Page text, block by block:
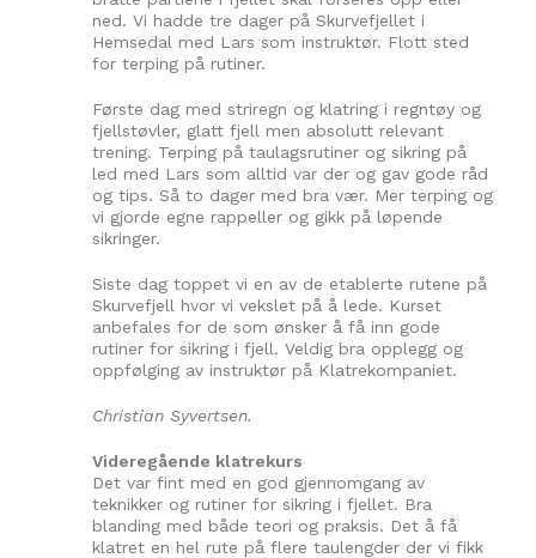
ned. Vi hadde tre dager på Skurvefjellet i
Hemsedal med Lars som instruktør. Flott sted
for terping på rutiner.
Første dag med striregn og klatring i regntøy og
fjellstøvler, glatt fjell men absolutt relevant
trening. Terping på taulagsrutiner og sikring på
led med Lars som alltid var der og gav gode råd
og tips. Så to dager med bra vær. Mer terping og
vi gjorde egne rappeller og gikk på løpende
sikringer.
Siste dag toppet vi en av de etablerte rutene på
Skurvefjell hvor vi vekslet på å lede. Kurset
anbefales for de som ønsker å få inn gode
rutiner for sikring i fjell. Veldig bra opplegg og
oppfølging av instruktør på Klatrekompaniet.
Christian Syvertsen.
Videregående klatrekurs
Det var fint med en god gjennomgang av
teknikker og rutiner for sikring i fjellet. Bra
blanding med både teori og praksis. Det å få
klatret en hel rute på flere taulengder der vi fikk